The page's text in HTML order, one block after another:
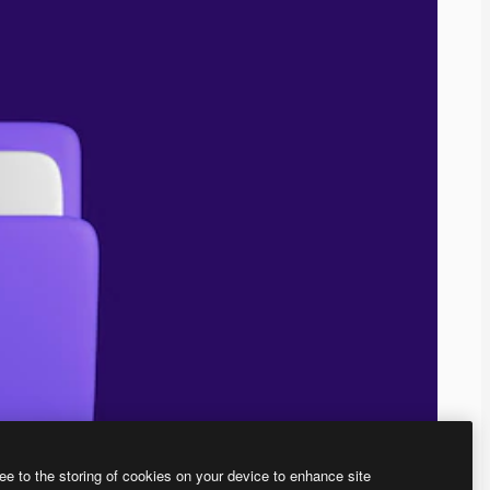
to the storing of cookies on your device to enhance site